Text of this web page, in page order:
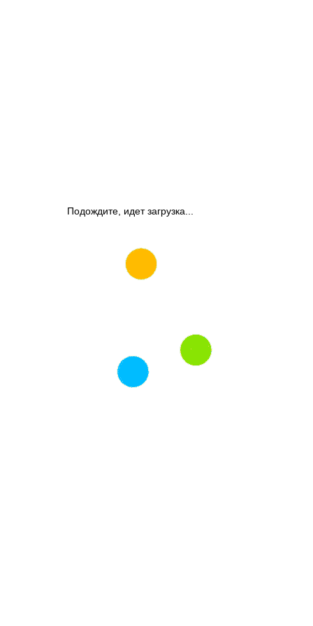
Подождите, идет загрузка...